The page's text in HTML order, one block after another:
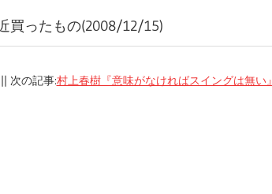
買ったもの(2008/12/15)
|| 次の記事:村上春樹『意味がなければスイングは無い』